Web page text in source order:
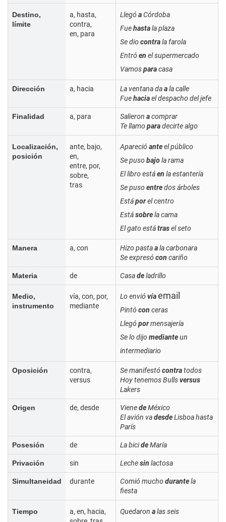
Destino,
límite
a, hasta,
contra,
en, para
Llegó aCórdoba
Fuehastala plaza
Se dio contrala farola
Entró en el supermercado
Vamosparacasa
Dirección a, hacia La ventana daala calle
Fuehaciael despacho del jefe
Finalidad a, para Salieron acomprar
Te llamo paradecirte algo
Localización,
posición
ante, bajo,
en,
entre, por,
sobre,
tras
Apareció anteel público
Se puso bajola rama
El libro estáen la estantería
Se puso entredos árboles
Estáporel centro
Estásobrela cama
El gato estátrasel seto
Manera a, con Hizo pastaala carbonara
Se expresó con cariño
Materia de Casadeladrillo
Medio,
instrumento
vía, con, por,
mediante
Lo envió víaemail
Pintó con ceras
Llegó pormensajería
Se lo dijo medianteun
intermediario
Oposición
contra,
versus
Se manifestó contratodos
Hoy tenemos Bullsversus
Lakers
Origen de, desde VienedeMéxico
El avión vadesdeLisboa hasta
París
Posesión de La bicideMaría
Privación sin Lechesin lactosa
Simultaneidad durante Comió mucho durantela
fiesta
Tiempo
a, en, hacia,
Quedaron alas seis